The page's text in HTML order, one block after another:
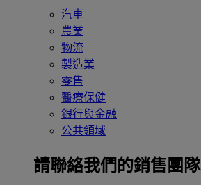
汽車
農業
物流
製造業
零售
醫療保健
銀行與金融
公共領域
請聯絡我們的銷售團隊